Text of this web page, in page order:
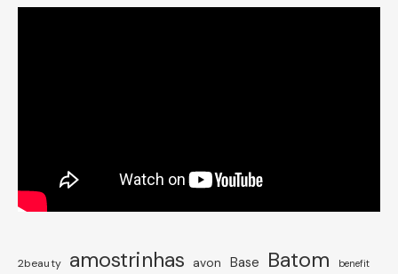
2beauty amostrinhas avon Base Batom benefit